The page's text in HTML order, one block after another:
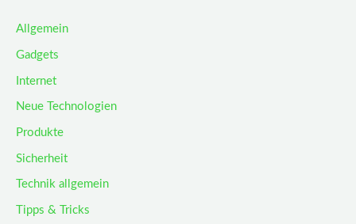
Allgemein
Gadgets
Internet
Neue Technologien
Produkte
Sicherheit
Technik allgemein
Tipps & Tricks